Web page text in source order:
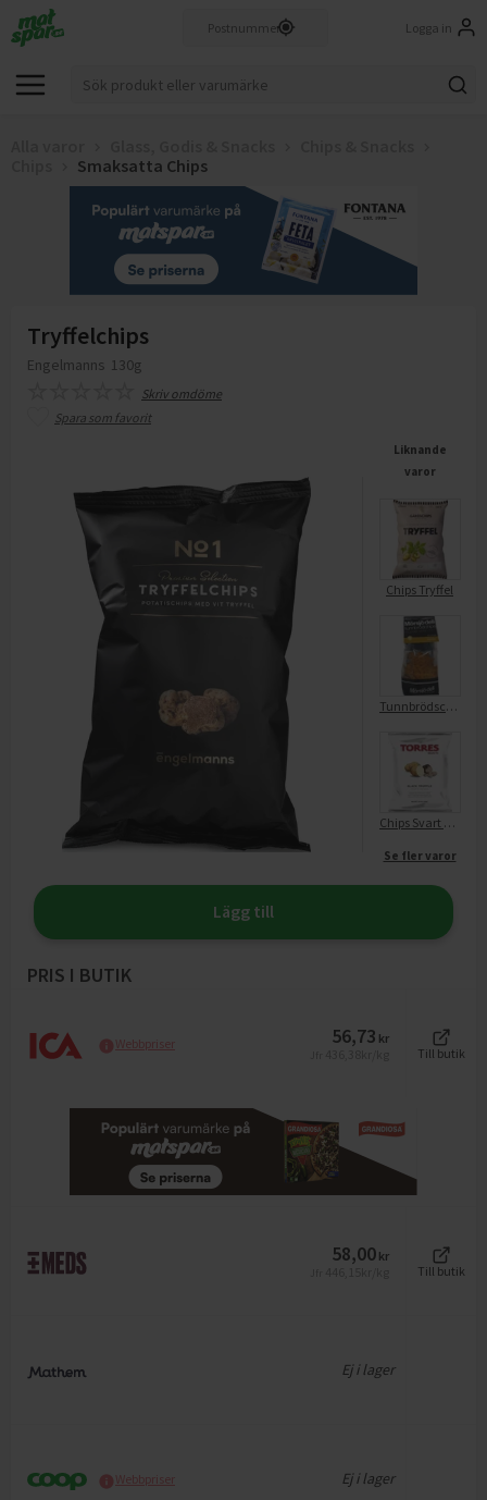
Logga in
Smaksatta Chips
Tryffelchips
Engelmanns 130g
Skriv omdöme
Spara som favorit
Liknande
varor
Chips Tryffel
Tunnbrödschips Nachos
Chips Svart Tryffel
Se fler varor
Lägg till
PRIS I BUTIK
Webbpriser 56,73 kr
Till butik
58,00 kr
Till butik
Ej i lager
Webbpriser Ej i lager